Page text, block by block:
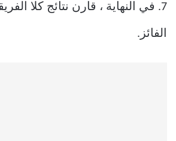
7. في النهاية ، قارن نتائج كلا
الفائز.